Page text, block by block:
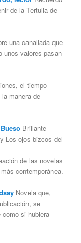
de la Tertulia de
una canallada que
unos valores pasan
el tiempo
manera de
Brillante
Los ojos bizcos del
de las novelas
contemporánea.
Novela que,
se
si hubiera